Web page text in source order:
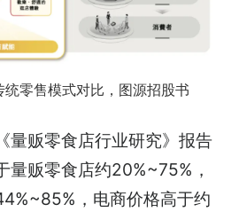
零售模式对比，图源招股书
量贩零食店行业研究》报告
量贩零食店约20%~75%，
，电商价格高于约